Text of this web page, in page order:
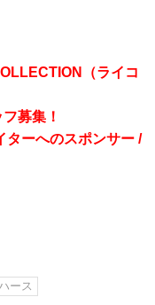
（ライコ
募集！
ーへのスポンサー /
ース